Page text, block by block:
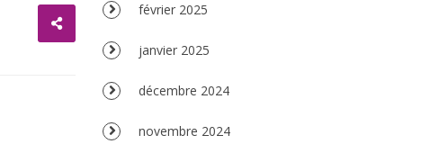
février 2025
janvier 2025
décembre 2024
novembre 2024